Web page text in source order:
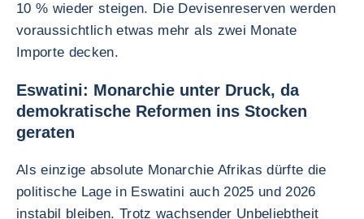
10 % wieder steigen. Die Devisenreserven werden
voraussichtlich etwas mehr als zwei Monate
Importe decken.
Eswatini: Monarchie unter Druck, da
demokratische Reformen ins Stocken
geraten
Als einzige absolute Monarchie Afrikas dürfte die
politische Lage in Eswatini auch 2025 und 2026
instabil bleiben. Trotz wachsender Unbeliebtheit